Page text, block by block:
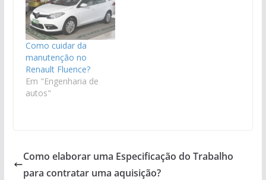
Como cuidar da
manutenção no
Renault Fluence?
Em "Engenharia de
autos"
Como elaborar uma Especificação do Trabalho
para contratar uma aquisição?